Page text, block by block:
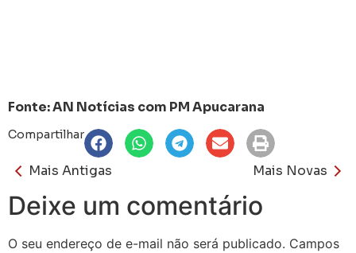
Fonte: AN Notícias com PM Apucarana
Compartilhar
Mais Antigas Mais Novas
Deixe um comentário
O seu endereço de e-mail não será publicado. Campos